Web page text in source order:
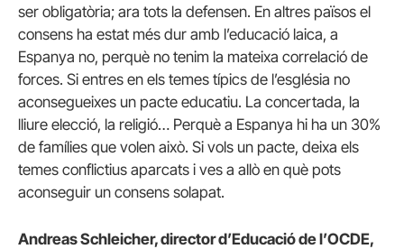
ser obligatòria; ara tots la defensen. En altres països el
consens ha estat més dur amb l’educació laica, a
Espanya no, perquè no tenim la mateixa correlació de
forces. Si entres en els temes típics de l’església no
aconsegueixes un pacte educatiu. La concertada, la
lliure elecció, la religió… Perquè a Espanya hi ha un 30%
de famílies que volen això. Si vols un pacte, deixa els
temes conflictius aparcats i ves a allò en què pots
aconseguir un consens solapat.
Andreas Schleicher, director d’Educació de l’OCDE,